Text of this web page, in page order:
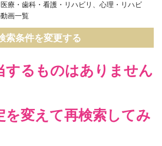
療・歯科・看護・リハビリ、心理・リハビ
画一覧
索条件を変更する
するものはありません
を変えて再検索してみ